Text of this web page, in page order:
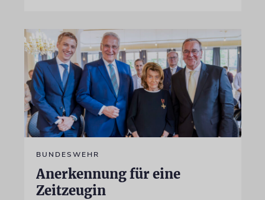
BUNDESWEHR
Anerkennung für eine
Zeitzeugin